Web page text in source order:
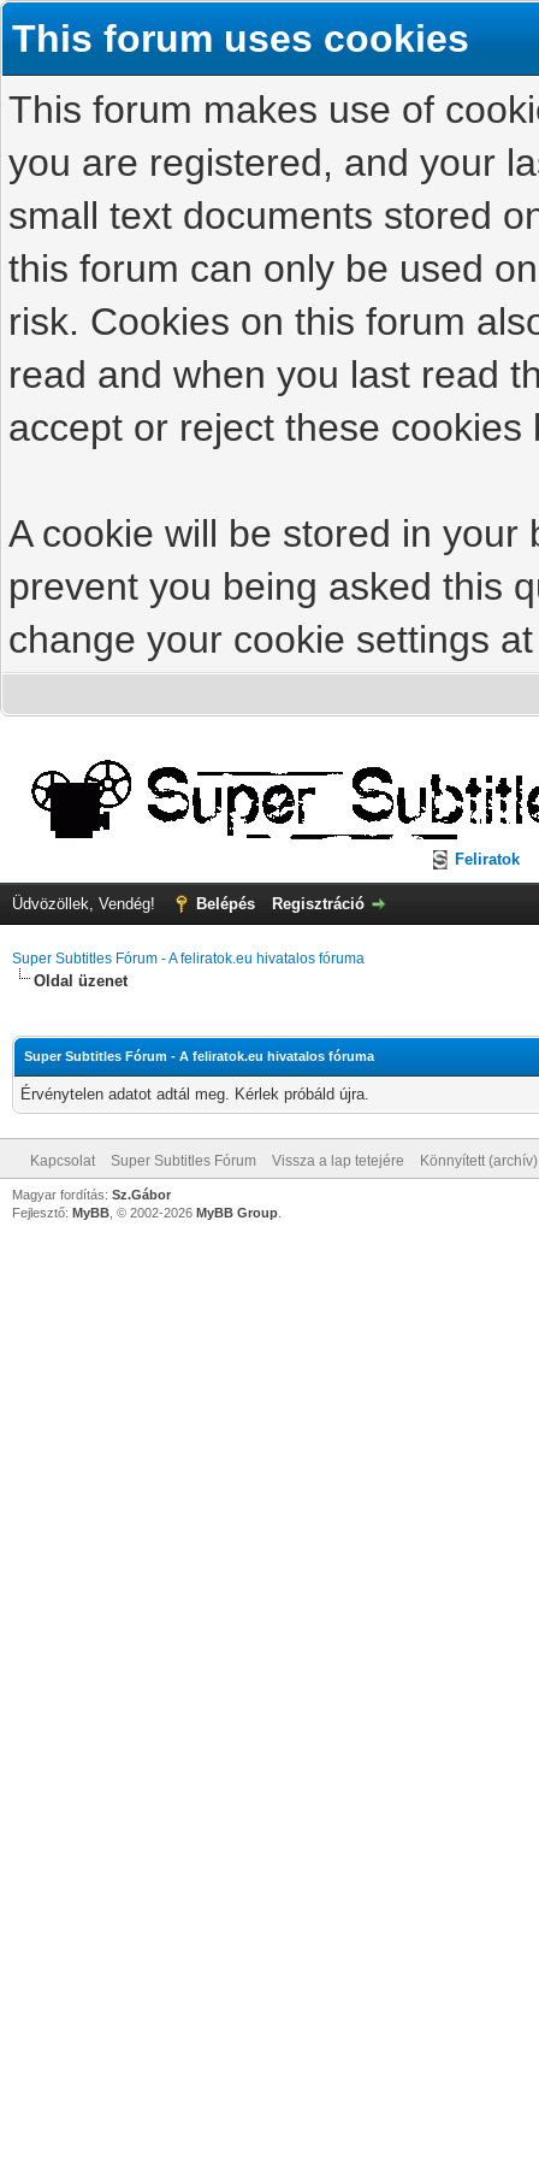
This forum uses cookies
This forum makes use of
you are registered, and your
small text documents stored
this forum can only be used
risk. Cookies on this forum
read and when you last read
accept or reject these cookies
A cookie will be stored in
prevent you being asked this
change your cookie settings
Feliratok
Üdvözöllek, Vendég! Belépés Regisztráció
Super Subtitles Fórum - A feliratok.eu hivatalos fóruma
Oldal üzenet
Super Subtitles Fórum - A feliratok.eu hivatalos fóruma
Érvénytelen adatot adtál meg. Kérlek próbáld újra.
Kapcsolat Super Subtitles Fórum Vissza a lap tetejére Könnyített
Magyar fordítás: Sz.Gábor
Fejlesztő: MyBB , © 2002-2026 MyBB Group